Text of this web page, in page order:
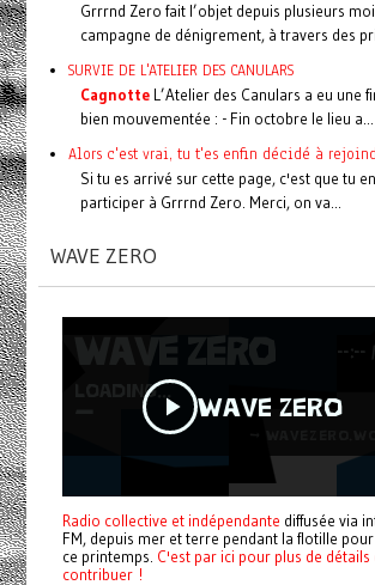
Grrrnd Zero fait l’objet depuis plusieurs
campagne de dénigrement, à travers des
SURVIE DE L'ATELIER DES CANULARS
CagnotteL’Atelier des Canulars a eu une
bien mouvementée : - Fin octobre le lieu a...
Alors c'est vrai, tu t'es enfin décidé à
Si tu es arrivé sur cette page, c'est que tu
participer à Grrrnd Zero. Merci, on va...
WAVE ZERO
Radio collective et indépendante diffusée via
FM, depuis mer et terre pendant la flotille pour
ce printemps. C'est par ici pour plus de détails
contribuer !